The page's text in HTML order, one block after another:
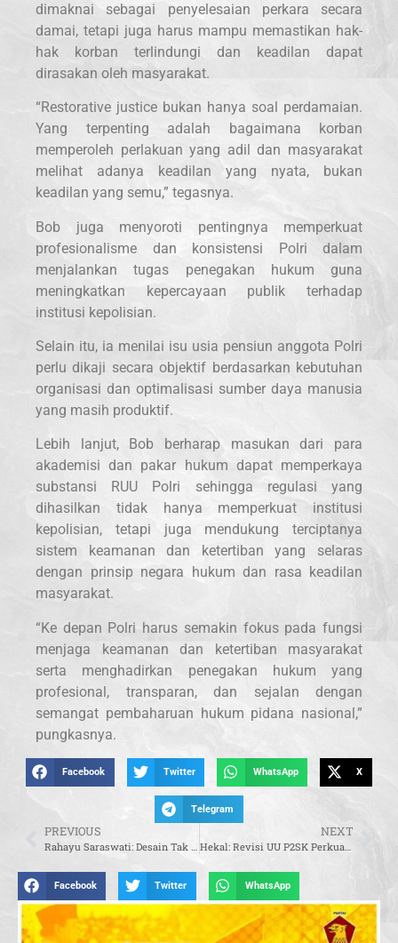
dimaknai sebagai penyelesaian perkara secara
damai, tetapi juga harus mampu memastikan hak-
hak korban terlindungi dan keadilan dapat
dirasakan oleh masyarakat.
“Restorative justice bukan hanya soal perdamaian.
Yang terpenting adalah bagaimana korban
memperoleh perlakuan yang adil dan masyarakat
melihat adanya keadilan yang nyata, bukan
keadilan yang semu,” tegasnya.
Bob juga menyoroti pentingnya memperkuat
profesionalisme dan konsistensi Polri dalam
menjalankan tugas penegakan hukum guna
meningkatkan kepercayaan publik terhadap
institusi kepolisian.
Selain itu, ia menilai isu usia pensiun anggota Polri
perlu dikaji secara objektif berdasarkan kebutuhan
organisasi dan optimalisasi sumber daya manusia
yang masih produktif.
Lebih lanjut, Bob berharap masukan dari para
akademisi dan pakar hukum dapat memperkaya
substansi RUU Polri sehingga regulasi yang
dihasilkan tidak hanya memperkuat institusi
kepolisian, tetapi juga mendukung terciptanya
sistem keamanan dan ketertiban yang selaras
dengan prinsip negara hukum dan rasa keadilan
masyarakat.
“Ke depan Polri harus semakin fokus pada fungsi
menjaga keamanan dan ketertiban masyarakat
serta menghadirkan penegakan hukum yang
profesional, transparan, dan sejalan dengan
semangat pembaharuan hukum pidana nasional,”
pungkasnya.
Facebook Twitter WhatsApp X
Telegram
PREVIOUS
Rahayu Saraswati: Desain Tak Terdaftar Berpotensi Menimbulkan Sengketa, Registrasi Perlu Diperkuat
NEXT
Hekal: Revisi UU P2SK Perkuat Sektor Keuangan dan Buka Jalan Masuknya Dana Indonesia dari Luar Negeri
Facebook Twitter WhatsApp